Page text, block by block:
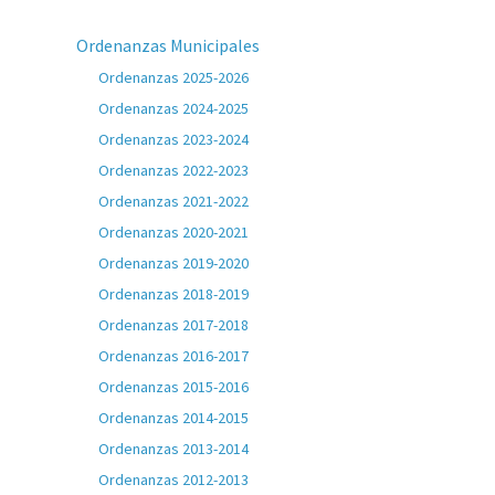
Ordenanzas Municipales
Ordenanzas 2025-2026
Ordenanzas 2024-2025
Ordenanzas 2023-2024
Ordenanzas 2022-2023
Ordenanzas 2021-2022
Ordenanzas 2020-2021
Ordenanzas 2019-2020
Ordenanzas 2018-2019
Ordenanzas 2017-2018
Ordenanzas 2016-2017
Ordenanzas 2015-2016
Ordenanzas 2014-2015
Ordenanzas 2013-2014
Ordenanzas 2012-2013